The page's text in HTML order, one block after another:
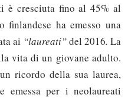
è cresciuta fino al 45% al
ha emesso una
ai “laureati”del 2016. La
vita di un giovane adulto.
ricordo della sua laurea,
emessa per i neolaureati